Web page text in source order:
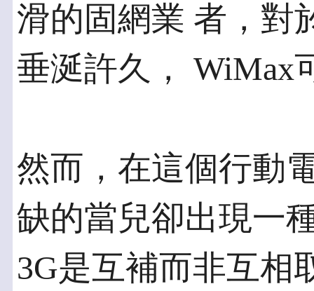
滑的固網業 者，對
垂涎許久， WiMax
然而，在這個行動
缺的當兒卻出現一
3G是互補而非互相